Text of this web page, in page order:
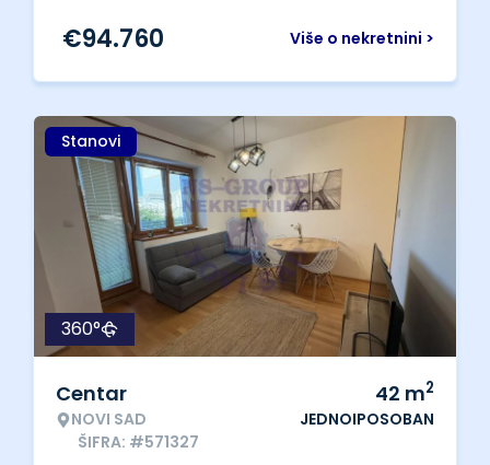
Više o nekretnini >
€94.760
Stanovi
360°
Centar
NOVI SAD
ŠIFRA: #571327
42 m2
JEDNOIPOSOBAN